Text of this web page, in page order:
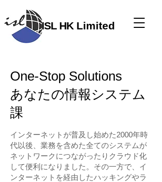
ISL HK​ Limited
One-Stop Solutions
​あなたの情報システム
課
インターネットが普及し始めた2000年時
代以後、業務を含めた全てのシステムが
ネットワークにつながったりクラウド化
して便利になりました。その一方で、イ
ンターネットを経由したハッキングやラ